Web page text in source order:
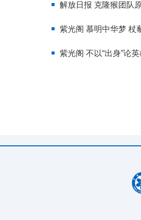
解放日报 克隆猴团队
紫光阁 慕明中华梦
紫光阁 不以“出身”论